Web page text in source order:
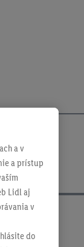
a v
a prístup
Lidl aj
v
do